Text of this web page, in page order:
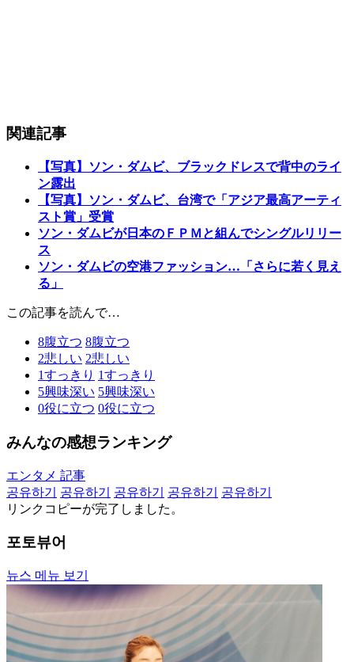
関連記事
【写真】ソン・ダムビ、ブラックドレスで背中のライ
ン露出
【写真】ソン・ダムビ、台湾で「アジア最高アーティ
スト賞」受賞
ソン・ダムビが日本のＦＰＭと組んでシングルリリー
ス
ソン・ダムビの空港ファッション…「さらに若く見え
る」
この記事を読んで…
8腹立つ 8腹立つ
2悲しい 2悲しい
1すっきり 1すっきり
5興味深い 5興味深い
0役に立つ 0役に立つ
みんなの感想ランキング
エンタメ 記事
공유하기
공유하기 공유하기 공유하기
공유하기
リンクコピーが完了しました。
포토뷰어
뉴스 메뉴 보기